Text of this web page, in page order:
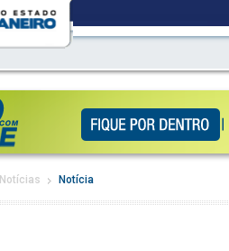
Notícias Notícia